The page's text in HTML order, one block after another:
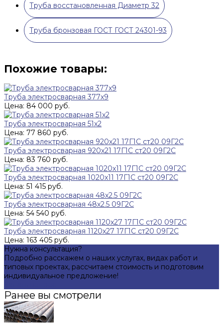
Труба восстановленная Диаметр 32
Труба бронзовая ГОСТ ГОСТ 24301-93
Похожие товары:
Труба электросварная 377х9
Цена: 84 000 руб.
Труба электросварная 51x2
Цена: 77 860 руб.
Труба электросварная 920х21 17Г1С ст20 09Г2С
Цена: 83 760 руб.
Труба электросварная 1020х11 17Г1С ст20 09Г2С
Цена: 51 415 руб.
Труба электросварная 48х2.5 09Г2С
Цена: 54 540 руб.
Труба электросварная 1120х27 17Г1С ст20 09Г2С
Цена: 163 405 руб.
Нужна консультация?
Подробно расскажем о наших услугах, видах работ и
типовых проектах, рассчитаем стоимость и подготовим
индивидуальное предложение!
Ранее вы смотрели